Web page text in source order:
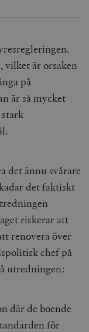
vilket är orsaken
på
är så mycket
det ännu svårare
det faktiskt
riskerar att
renovera över
chef på
utredningen:
där de boende
för